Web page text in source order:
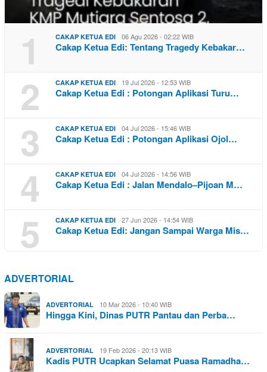
1 CAKAP KETUA EDI 06 Agu 2026 - 02:22 WIB
Cakap Ketua Edi: Tentang Tragedy Kebakar…
2 CAKAP KETUA EDI 19 Jul 2026 - 12:53 WIB
Cakap Ketua Edi : Potongan Aplikasi Turu…
3 CAKAP KETUA EDI 04 Jul 2026 - 15:46 WIB
Cakap Ketua Edi : Potongan Aplikasi Ojol…
4 CAKAP KETUA EDI 04 Jul 2026 - 14:56 WIB
Cakap Ketua Edi : Jalan Mendalo–Pijoan M…
5 CAKAP KETUA EDI 27 Jun 2026 - 14:54 WIB
Cakap Ketua Edi: Jangan Sampai Warga Mis…
ADVERTORIAL
ADVERTORIAL 10 Mar 2026 - 10:40 WIB
Hingga Kini, Dinas PUTR Pantau dan Perba…
ADVERTORIAL 19 Feb 2026 - 20:13 WIB
Kadis PUTR Ucapkan Selamat Puasa Ramadha…